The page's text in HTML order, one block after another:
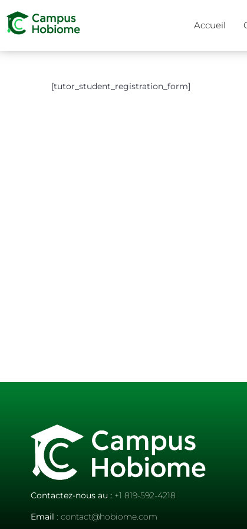
Accueil
[tutor_student_registration_form]
Contactez-nous au : +1 819-592-4218
Email : contact@hobiome.com